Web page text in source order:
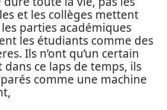
et les collèges mettent
parties académiques
les étudiants comme des
Ils n’ont qu’un certain
ce laps de temps, ils
comme une machine